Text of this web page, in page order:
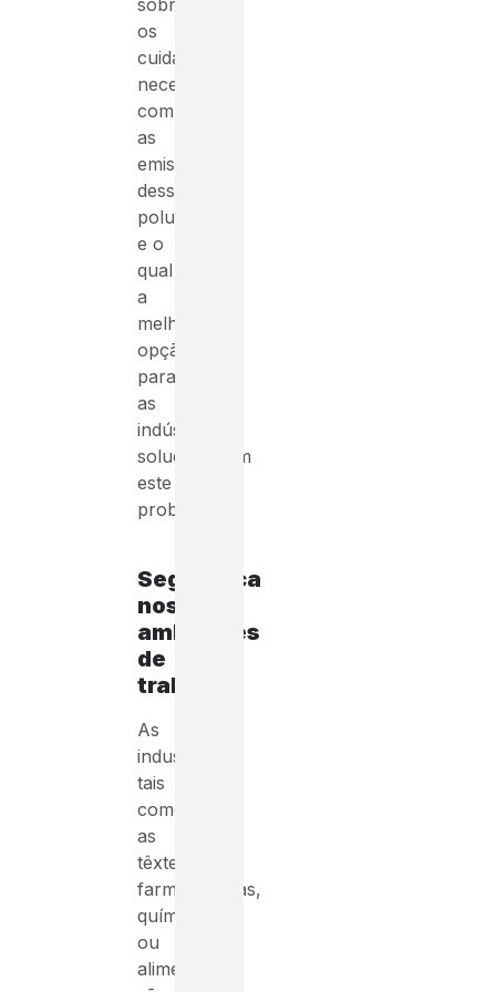
sobre
os
cuidados
necessários
com
as
emissões
desses
poluentes
e o
qual
a
melhor
opção
para
as
indústrias
solucionarem
este
problema.
Segurança
nos
ambientes
de
trabalho:
As
industrias,
tais
como
as
têxteis,
farmacêuticas,
químicas
ou
alimentícias,